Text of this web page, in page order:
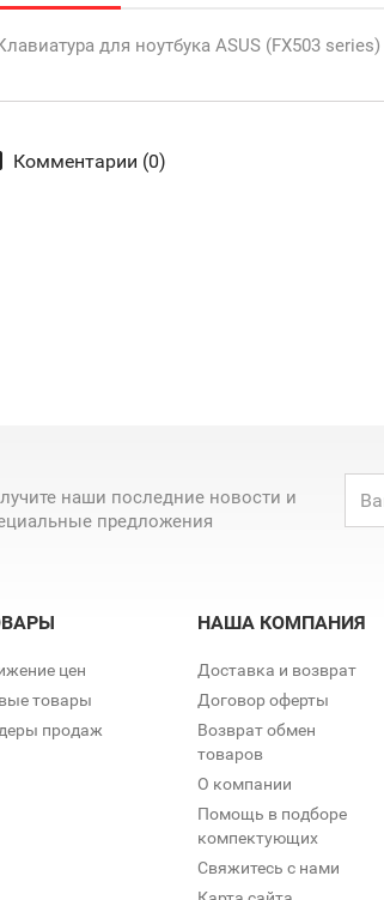
для ноутбука ASUS (FX503
Комментарии (0)
наши последние новости и
предложения
цен
товары
продаж
НАША КОМПАНИЯ
Доставка и возврат
Договор оферты
Возврат обмен
товаров
О компании
Помощь в подборе
компектующих
Свяжитесь с нами